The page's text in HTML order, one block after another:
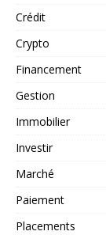
Crédit
Crypto
Financement
Gestion
Immobilier
Investir
Marché
Paiement
Placements